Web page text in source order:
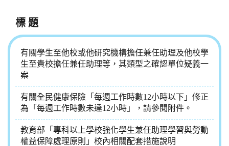
標 題
有關學生至他校或他研究機構擔任兼任助理及他校學
生至貴校擔任兼任助理等，其類型之確認單位疑義一
案
有關全民健康保險「每週工作時數12小時以下」修正
為「每週工作時數未達12小時」，請參閱附件。
教育部「專科以上學校強化學生兼任助理學習與勞動
權益保障處理原則」校內相關配套措施說明